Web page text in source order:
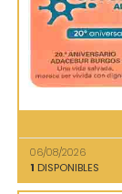
06/08/2026
1 DISPONIBLES